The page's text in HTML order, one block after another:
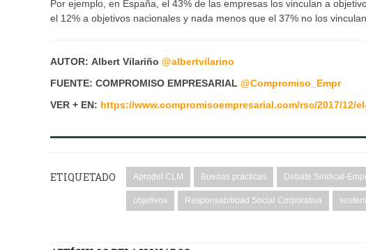
Por ejemplo, en España, el 43% de las empresas los vinculan a
el 12% a objetivos nacionales y nada menos que el 37% no los
AUTOR: Albert Vilariño @albertvilarino
FUENTE: COMPROMISO EMPRESARIAL @Compromiso_Empr
VER + EN: https://www.compromisoempresarial.com/rsc/2017/12/
ETIQUETADO Aprodel CLM Buenas prácticas Debate Sindical-
objetivos Responsabilidad Social Corporativa